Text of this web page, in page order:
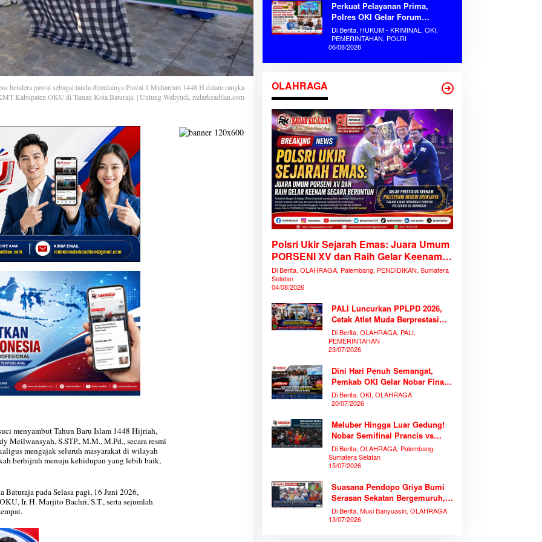
bendera pawai sebagai tanda dimulainya Pawai 1 Muharram 1448 H dalam rangka
Kabupaten OKU di Taman Kota Baturaja. | Untung Wahyudi, radarkeadilan.com
menyambut Tahun Baru Islam 1448 Hijriah,
S.STP., M.M., M.Pd., secara resmi
mengajak seluruh masyarakat di wilayah
berhijrah menuju kehidupan yang lebih baik,
Baturaja pada Selasa pagi, 16 Juni 2026,
Ir. H. Marjito Bachri, S.T., serta sejumlah
Perkuat Pelayanan Prima,
Polres OKI Gelar Forum
Konsultasi Publik Mandiri Serap
Aspirasi Masyarakat
Di Berita, HUKUM - KRIMINAL, OKI,
PEMERINTAHAN, POLRI
06/08/2026
OLAHRAGA
Polsri Ukir Sejarah Emas: Juara Umum
PORSENI XV dan Raih Gelar Keenam
Secara Beruntun
Di Berita, OLAHRAGA, Palembang, PENDIDIKAN, Sumatera
Selatan
04/08/2026
PALI Luncurkan PPLPD 2026,
Cetak Atlet Muda Berprestasi
Tanpa Mengorbankan
Pendidikan
Di Berita, OLAHRAGA, PALI,
PEMERINTAHAN
23/07/2026
Dini Hari Penuh Semangat,
Pemkab OKI Gelar Nobar Final
Piala Dunia 2026 Bersama
Ribuan Warga
Di Berita, OKI, OLAHRAGA
20/07/2026
Meluber Hingga Luar Gedung!
Nobar Semifinal Prancis vs
Spanyol di TVRI Sumsel
Memecahkan Rekor Antusiasme
Di Berita, OLAHRAGA, Palembang,
Sumatera Selatan
15/07/2026
Suasana Pendopo Griya Bumi
Serasan Sekatan Bergemuruh,
Bupati Muba Bersama Ribuan
Warga Nobar Laga Bersejarah
Di Berita, Musi Banyuasin, OLAHRAGA
13/07/2026